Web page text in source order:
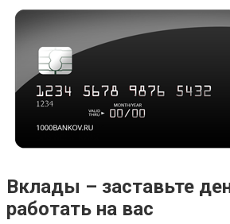
Вклады – заставьте
работать на вас